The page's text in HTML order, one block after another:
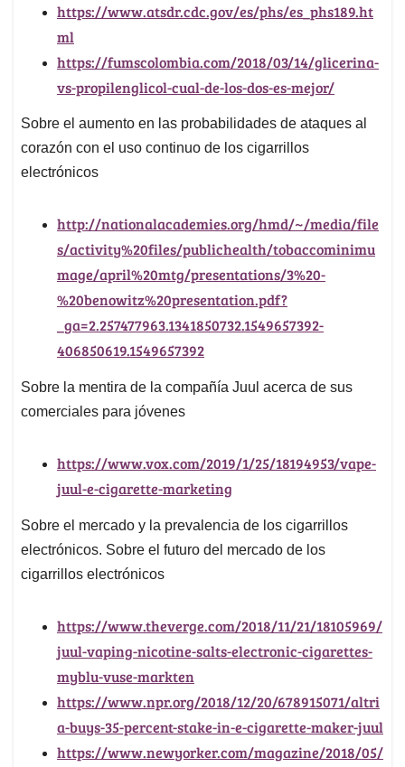
https://www.atsdr.cdc.gov/es/phs/es_phs189.ht
ml
https://fumscolombia.com/2018/03/14/glicerina-
vs-propilenglicol-cual-de-los-dos-es-mejor/
Sobre el aumento en las probabilidades de ataques al
corazón con el uso continuo de los cigarrillos
electrónicos
http://nationalacademies.org/hmd/~/media/file
s/activity%20files/publichealth/tobaccominimu
mage/april%20mtg/presentations/3%20-
%20benowitz%20presentation.pdf?
_ga=2.257477963.1341850732.1549657392-
406850619.1549657392
Sobre la mentira de la compañía Juul acerca de sus
comerciales para jóvenes
https://www.vox.com/2019/1/25/18194953/vape-
juul-e-cigarette-marketing
Sobre el mercado y la prevalencia de los cigarrillos
electrónicos. Sobre el futuro del mercado de los
cigarrillos electrónicos
https://www.theverge.com/2018/11/21/18105969/
juul-vaping-nicotine-salts-electronic-cigarettes-
myblu-vuse-markten
https://www.npr.org/2018/12/20/678915071/altri
a-buys-35-percent-stake-in-e-cigarette-maker-juul
https://www.newyorker.com/magazine/2018/05/